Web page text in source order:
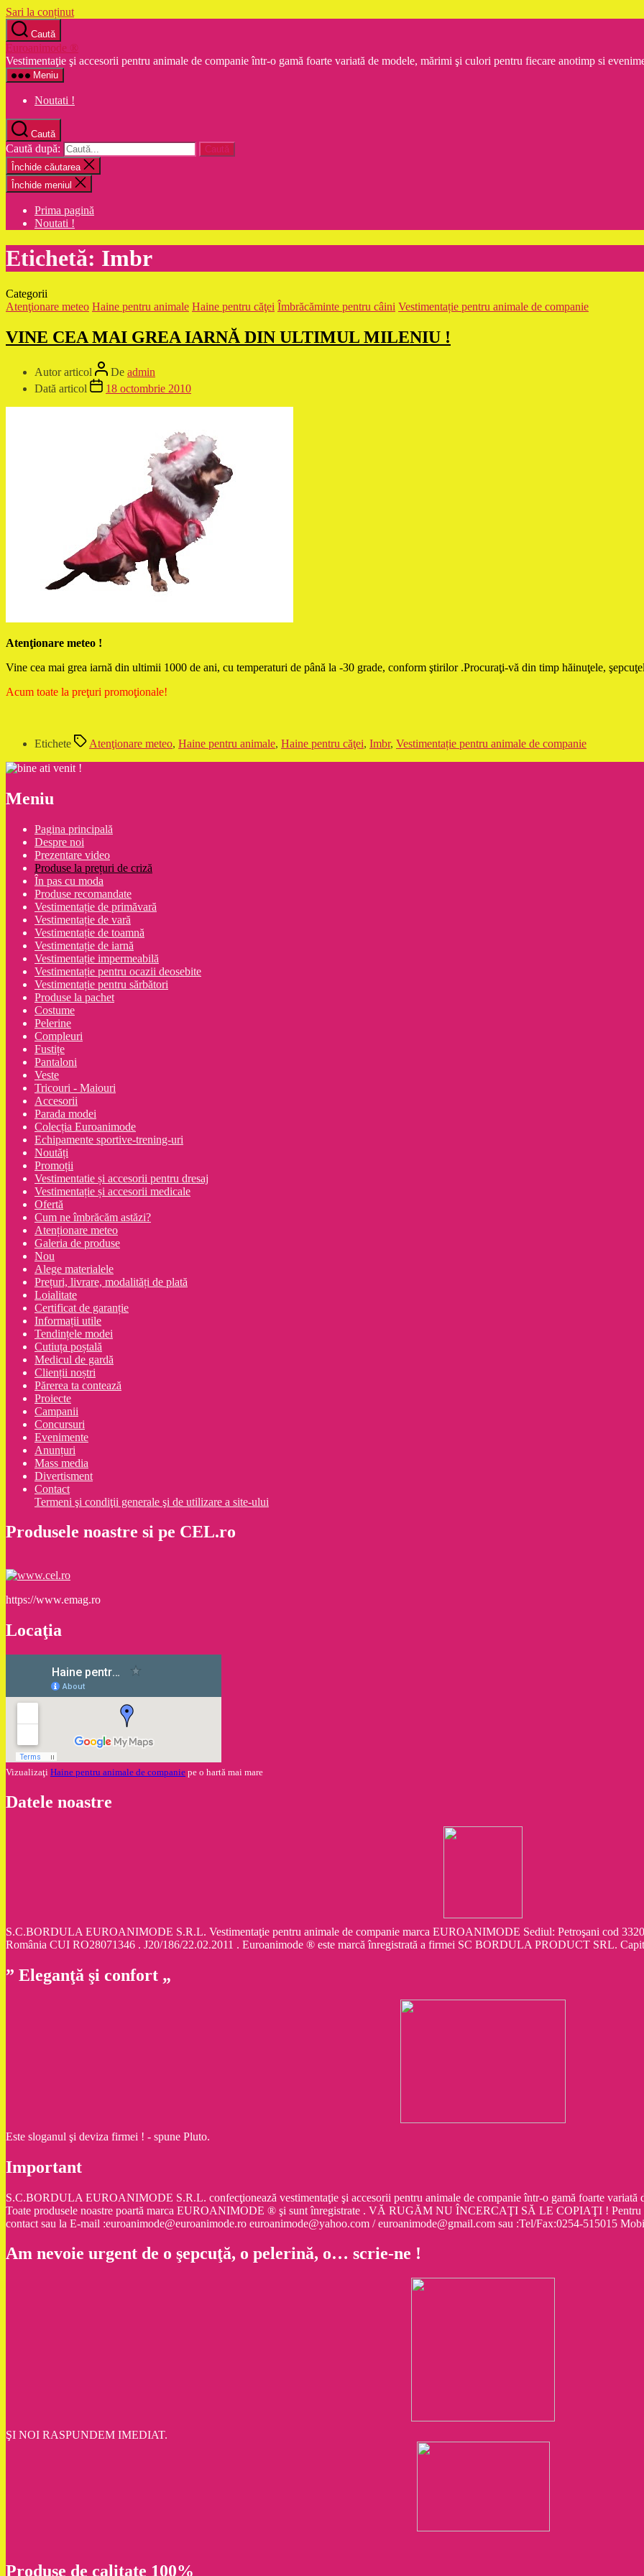
Sari la conținut
Caută
Euroanimode ®
Vestimentaţie şi accesorii pentru animale de companie într-o gamă foarte variată de modele, mărimi şi culori pentru fiecare anotimp si
Meniu
Noutati !
Caută
Caută după:
Închide căutarea
Închide meniul
Prima pagină
Noutati !
Etichetă: Imbr
Categorii
Atenţionare meteo Haine pentru animale Haine pentru căţei Îmbrăcăminte pentru câini Vestimentație pentru animale de companie
VINE CEA MAI GREA IARNĂ DIN ULTIMUL MILENIU !
Autor articol De admin
Dată articol
18 octombrie 2010
Atenţionare meteo !
Vine cea mai grea iarnă din ultimii 1000 de ani, cu temperaturi de până la -30 grade, conform ştirilor .Procuraţi-vă din timp hăinuţele,
Acum toate la preţuri promoţionale!
Etichete Atenţionare meteo, Haine pentru animale, Haine pentru căţei, Imbr, Vestimentație pentru animale de companie
Meniu
Pagina principală
Despre noi
Prezentare video
Produse la prețuri de criză
În pas cu moda
Produse recomandate
Vestimentație de primăvară
Vestimentație de vară
Vestimentație de toamnă
Vestimentație de iarnă
Vestimentație impermeabilă
Vestimentație pentru ocazii deosebite
Vestimentație pentru sărbători
Produse la pachet
Costume
Pelerine
Compleuri
Fustițe
Pantaloni
Veste
Tricouri - Maiouri
Accesorii
Parada modei
Colecția Euroanimode
Echipamente sportive-trening-uri
Noutăți
Promoții
Vestimentatie și accesorii pentru dresaj
Vestimentație și accesorii medicale
Ofertă
Cum ne îmbrăcăm astăzi?
Atenționare meteo
Galeria de produse
Nou
Alege materialele
Prețuri, livrare, modalități de plată
Loialitate
Certificat de garanție
Informații utile
Tendințele modei
Cutiuța poștală
Medicul de gardă
Clienții noștri
Părerea ta contează
Proiecte
Campanii
Concursuri
Evenimente
Anunțuri
Mass media
Divertisment
Contact
Termeni şi condiţii generale şi de utilizare a site-ului
Produsele noastre si pe CEL.ro
https://www.emag.ro
Locaţia
Vizualizaţi Haine pentru animale de companie pe o hartă mai mare
Datele noastre
S.C.BORDULA EUROANIMODE S.R.L. Vestimentaţie pentru animale de companie marca EUROANIMODE Sediul: Petroşani cod
România CUI RO28071346 . J20/186/22.02.2011 . Euroanimode ® este marcă înregistrată a firmei SC BORDULA PRODUCT SRL.
” Eleganţă şi confort „
Este sloganul şi deviza firmei ! - spune Pluto.
Important
S.C.BORDULA EUROANIMODE S.R.L. confecţionează vestimentaţie şi accesorii pentru animale de companie într-o gamă foarte variată
Toate produsele noastre poartă marca EUROANIMODE ® şi sunt înregistrate . VĂ RUGĂM NU ÎNCERCAŢI SĂ LE COPIAŢI ! Pentru
contact sau la E-mail :euroanimode@euroanimode.ro euroanimode@yahoo.com / euroanimode@gmail.com sau :Tel/Fax:0254-515015
Am nevoie urgent de o şepcuţă, o pelerină, o… scrie-ne !
ŞI NOI RASPUNDEM IMEDIAT.
Produse de calitate 100%